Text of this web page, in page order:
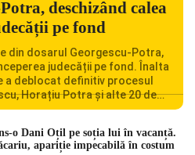
deschizând calea
pe fond
din dosarul Georgescu-Potra,
judecății pe fond. Înalta
a deblocat definitiv procesul
Horațiu Potra și alte 20 de
îndreptate împotriva
din camera preliminară,
au […]
o Dani Oțil pe soția lui în vacanță.
apariție impecabilă în costum